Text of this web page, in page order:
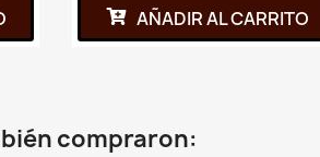
AÑADIR AL CARRITO
compraron: